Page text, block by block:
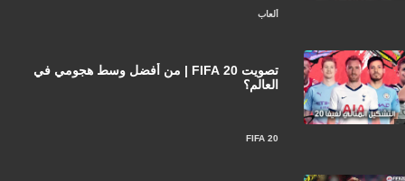
ألعاب
FIFA 20
تصويت FIFA 20 | من أفضل وسط هجومي في
العالم؟